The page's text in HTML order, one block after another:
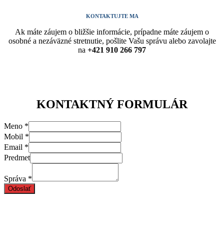
KONTAKTUJTE MA
Ak máte záujem o bližšie informácie, prípadne máte záujem o
osobné a nezáväzné stretnutie, pošlite Vašu správu alebo zavolajte
na +421 910 266 797
KONTAKTNÝ FORMULÁR
Meno *
Mobil *
Email *
Predmet
Správa *
Odoslať